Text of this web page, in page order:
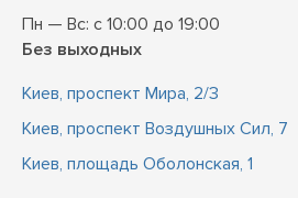
Пн — Вс: с 10:00 до 19:00
Без выходных
Киев, проспект Мира, 2/3
Киев, проспект Воздушных Сил, 7
Киев, площадь Оболонская, 1